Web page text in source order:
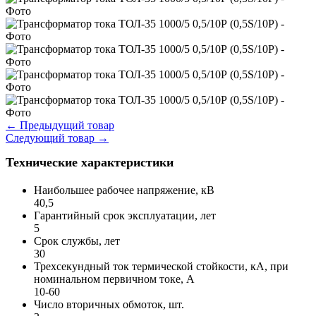
← Предыдущий товар
Следующий товар →
Технические характеристики
Наибольшее рабочее напряжение, кВ
40,5
Гарантийный срок эксплуатации, лет
5
Срок службы, лет
30
Трехсекундный ток термической стойкости, кА, при
номинальном первичном токе, А
10-60
Число вторичных обмоток, шт.